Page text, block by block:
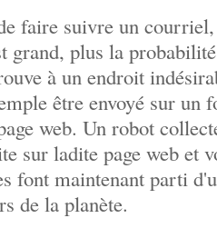
faire suivre un
grand, plus la
à un endroit
être envoyé sur un
web. Un robot
sur ladite page web et
font maintenant parti
de la planète.